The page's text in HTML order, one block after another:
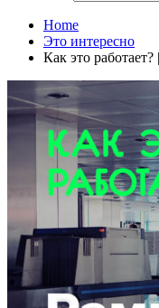
Home
Это интересно
Как это